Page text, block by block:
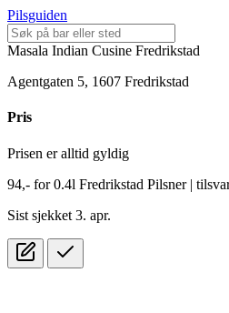
Pilsguiden
Masala Indian Cusine Fredrikstad
Agentgaten 5, 1607 Fredrikstad
Pris
Prisen er alltid gyldig
94,- for0.4l Fredrikstad Pilsner |
Sist sjekket 3. apr.